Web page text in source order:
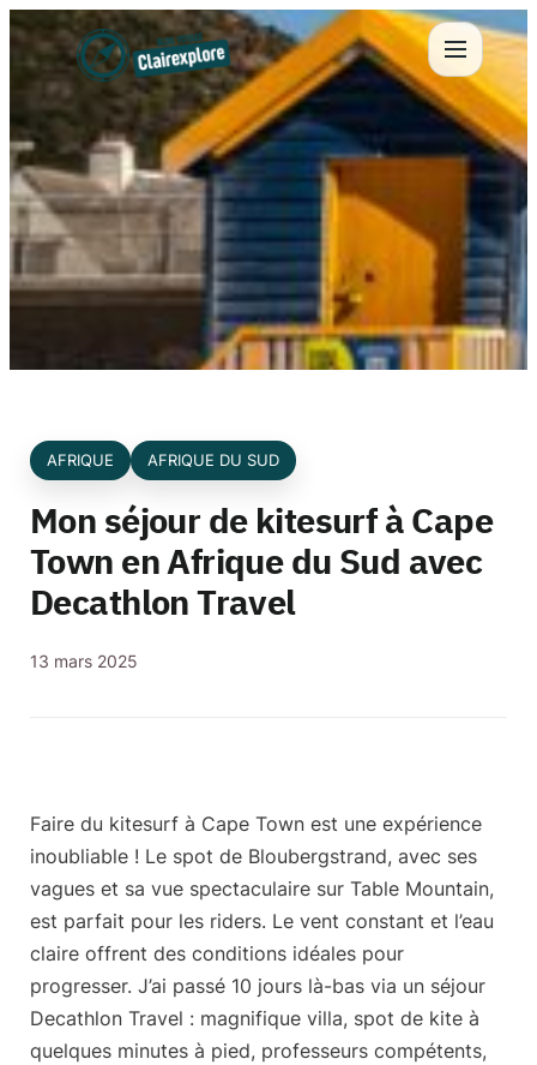
Aller
au
contenu
AFRIQUE AFRIQUE DU SUD
Mon séjour de kitesurf à Cape
Town en Afrique du Sud avec
Decathlon Travel
13 mars 2025
Faire du kitesurf à Cape Town est une expérience
inoubliable ! Le spot de Bloubergstrand, avec ses
vagues et sa vue spectaculaire sur Table Mountain,
est parfait pour les riders. Le vent constant et l’eau
claire offrent des conditions idéales pour
progresser. J’ai passé 10 jours là-bas via un séjour
Decathlon Travel : magnifique villa, spot de kite à
quelques minutes à pied, professeurs compétents,